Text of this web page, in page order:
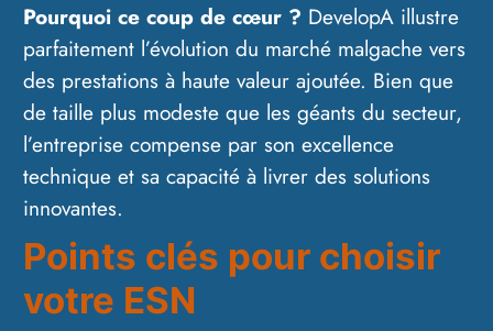
Pourquoi ce coup de cœur ? DevelopA illustre
parfaitement l’évolution du marché malgache vers
des prestations à haute valeur ajoutée. Bien que
de taille plus modeste que les géants du secteur,
l’entreprise compense par son excellence
technique et sa capacité à livrer des solutions
innovantes.
Points clés pour choisir
votre ESN